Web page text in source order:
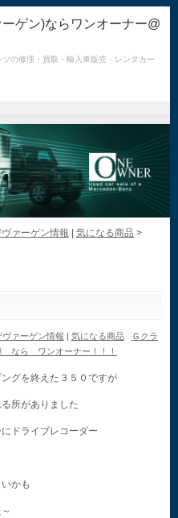
ゲン)ならワンオーナー@
の修理・買取・輸入車販売・レンタカー
ァーゲン情報 気になる商品 >
ヴァーゲン情報 | 気になる商品
Ｇクラ
ら ワンオーナー！！！
グを終えた３５０ですが
所がありました
ドライブレコーダー
かも